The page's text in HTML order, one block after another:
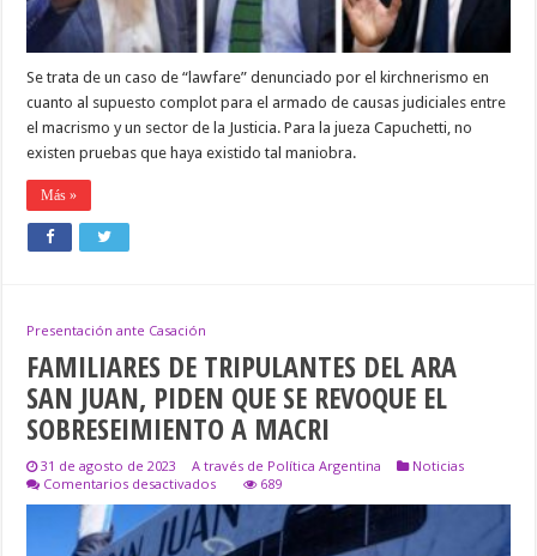
Se trata de un caso de “lawfare” denunciado por el kirchnerismo en
cuanto al supuesto complot para el armado de causas judiciales entre
el macrismo y un sector de la Justicia. Para la jueza Capuchetti, no
existen pruebas que haya existido tal maniobra.
Más »
Presentación ante Casación
FAMILIARES DE TRIPULANTES DEL ARA
SAN JUAN, PIDEN QUE SE REVOQUE EL
SOBRESEIMIENTO A MACRI
31 de agosto de 2023 A través de Política Argentina
Noticias
Comentarios desactivadosen
DE
TRIPULANTES
689